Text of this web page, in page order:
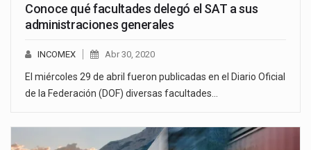
Conoce qué facultades delegó el SAT a sus
administraciones generales
INCOMEX Abr 30, 2020
El miércoles 29 de abril fueron publicadas en el Diario Oficial
de la Federación (DOF) diversas facultades…